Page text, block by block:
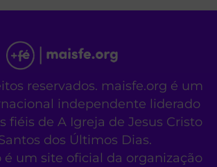
reservados. maisfe.org é um
independente liderado
fiéis de A Igreja de Jesus Cristo
dos Últimos Dias.
é um site oficial da organização